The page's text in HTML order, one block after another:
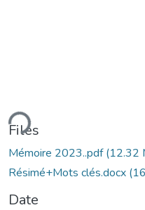
Files
Mémoire 2023..pdf(12.32
Résimé+Mots clés.docx
Date